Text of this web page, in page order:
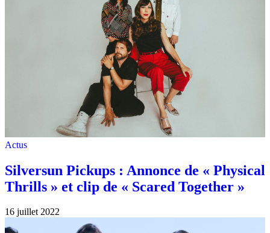
Actus
Silversun Pickups : Annonce de « Physical
Thrills » et clip de « Scared Together »
16 juillet 2022